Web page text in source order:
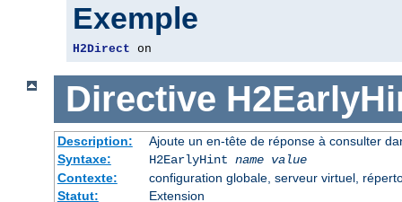
Exemple
H2Direct on
Directive
Description:
Ajoute un en-tête de réponse à consulter
Syntaxe:
H2EarlyHint name value
Contexte:
configuration globale, serveur virtuel,
Statut:
Extension